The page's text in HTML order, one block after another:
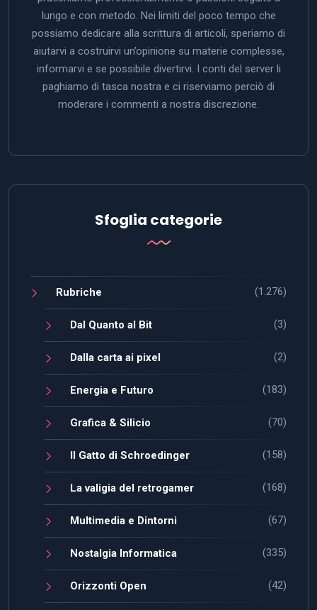
lungo e con metodo. Nei limiti del poco tempo che
possiamo dedicare alla scrittura di articoli, speriamo di
aiutarvi a costruirvi un’opinione su materie complesse,
informarvi e se possibile divertirvi. I conti del server li
paghiamo di tasca nostra e ci riserviamo perciò di
moderare i commenti a nostra discrezione.
Sfoglia categorie
Rubriche (1.276)
Dal Quanto al Bit (3)
Dalla carta ai pixel (2)
Energia e Futuro (183)
Grafica & Silicio (70)
Il Gatto di Schroedinger (158)
La valigia del retrogamer (168)
Multimedia e Dintorni (67)
Nostalgia Informatica (335)
Orizzonti Open (42)